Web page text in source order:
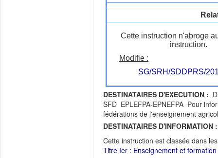
Cette instruction n'abroge
instruction.
Modifie :
SG/SRH/SDDPRS/
DESTINATAIRES D'EXECUTION :
SFD EPLEFPA-EPNEFPA Pour
fédérations de l'enseignement
DESTINATAIRES D'INFORMATION :
Cette instruction est classée dans
Titre Ier : Enseignement et